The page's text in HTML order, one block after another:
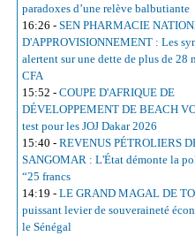
paradoxes d’une relève balbutiante
16:26 - SEN PHARMACIE
D'APPROVISIONNEMENT : Les
alertent sur une dette de plus de 28
CFA
15:52 - COUPE D'AFRIQUE DE
DÉVELOPPEMENT DE BEACH
test pour les JOJ Dakar 2026
15:40 - REVENUS PÉTROLIERS
SANGOMAR : L'État démonte la
“25 francs
14:19 - LE GRAND MAGAL DE
puissant levier de souveraineté
le Sénégal